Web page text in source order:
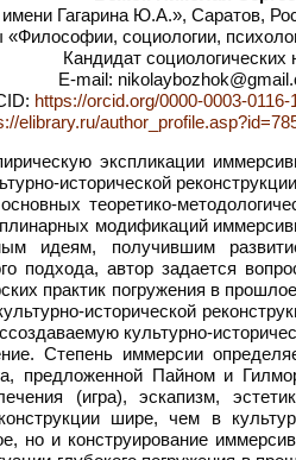
Гагарина Ю.А.», Саратов,
социологии,
Кандидат социологических
E-mail:
https://orcid.org/0000-0003-0116-
elibrary.ru/
экспликации
исторической
теоретико-
модификаций
идеям, получившим
подхода, автор задается
практик погружения в
исторической
культурно-
Степень иммерсии
предложенной Пайном и
(игра), эскапизм,
шире, чем в
но и конструирование